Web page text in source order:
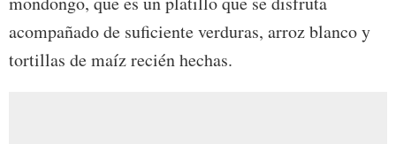
acompañado de suficiente verduras, arroz blanco y
tortillas de maíz recién hechas.